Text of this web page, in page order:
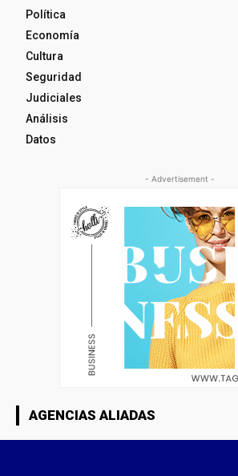
Política
Economía
Cultura
Seguridad
Judiciales
Análisis
Datos
- Advertisement -
AGENCIAS ALIADAS